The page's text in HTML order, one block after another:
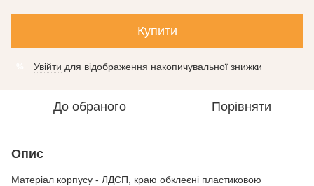
Купити
Увійти для відображення накопичувальної знижки
До обраного Порівняти
Опис
Матеріал корпусу - ЛДСП, краю обклеєні пластиковою